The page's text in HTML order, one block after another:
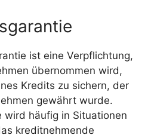
ist eine Verpflichtung,
übernommen wird,
Kredits zu sichern, der
gewährt wurde.
wird häufig in Situationen
kreditnehmende